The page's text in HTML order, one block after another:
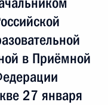
в Приёмной
27 января